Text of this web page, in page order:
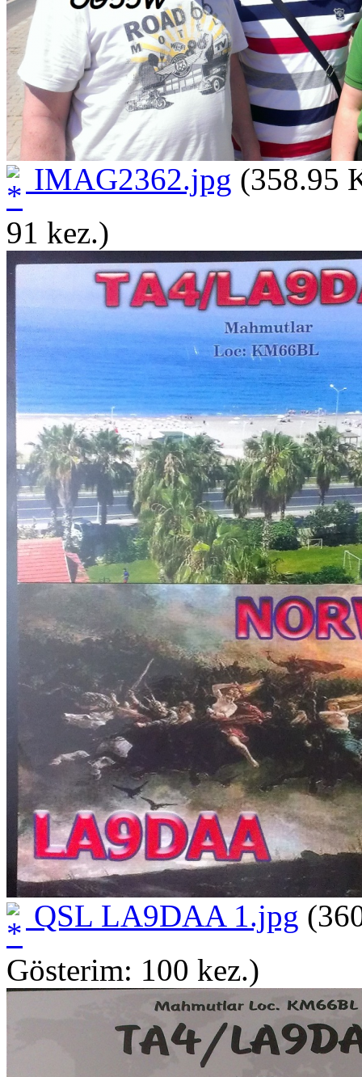
IMAG2362.jpg (358.95
91 kez.)
QSL LA9DAA 1.jpg
Gösterim: 100 kez.)